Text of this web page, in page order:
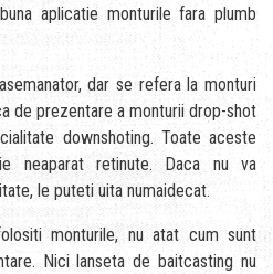
aplicatie monturile fara plumb
dar se refera la monturi
de prezentare a monturii drop-shot
downshoting. Toate aceste
neaparat retinute. Daca nu va
le puteti uita numaidecat.
monturile, nu atat cum sunt
Nici lanseta de baitcasting nu